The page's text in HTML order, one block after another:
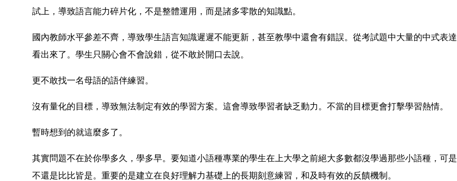
試上，導致語言能力碎片化，不是整體運用，而是諸多零散的知識點。
國內教師水平參差不齊，導致學生語言知識遲遲不能更新，甚至教學中還會有錯誤。從考試題中大量的中式表
看出來了。學生只關心會不會說錯，從不敢於開口去說。
更不敢找一名母語的語伴練習。
沒有量化的目標，導致無法制定有效的學習方案。這會導致學習者缺乏動力。不當的目標更會打擊學習熱情。
暫時想到的就這麼多了。
其實問題不在於你學多久，學多早。要知道小語種專業的學生在上大學之前絕大多數都沒學過那些小語種，可
不還是比比皆是。重要的是建立在良好理解力基礎上的長期刻意練習，和及時有效的反饋機制。